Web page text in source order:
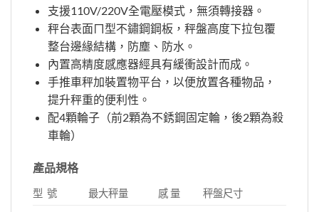
支援110V/220V全電壓模式，無須轉接器。
秤台表面ㄇ型不鏽鋼鋼板，秤盤高度下拉包覆
整台邊緣結構，防塵、防水。
內置高精度感應器經具有緩衝設計而成。
手推車秤加裝置物平台，以便放置各種物品，
提升秤重的便利性。
配4顆輪子（前2顆為不銹鋼固定輪，後2顆為殺
車輪）
產品規格
型 號 最大秤量 感 量
秤盤尺寸